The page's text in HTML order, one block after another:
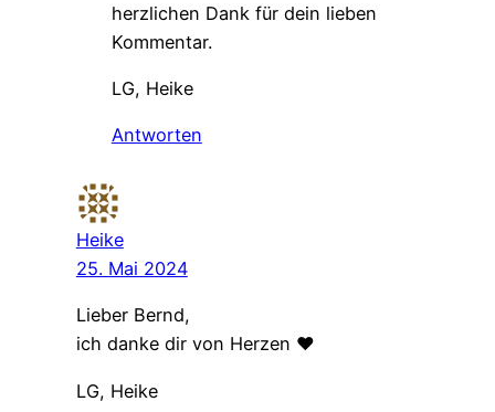
herzlichen Dank für dein lieben
Kommentar.
LG, Heike
Antworten
Heike
25. Mai 2024
Lieber Bernd,
ich danke dir von Herzen ❤
LG, Heike